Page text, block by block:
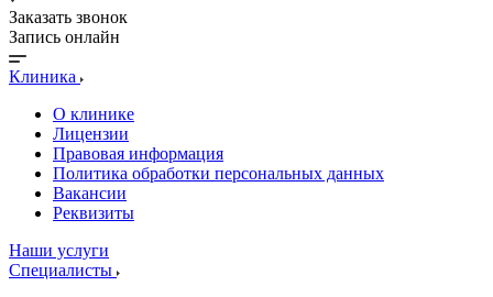
Заказать звонок
Запись онлайн
Клиника
О клинике
Лицензии
Правовая информация
Политика обработки персональных данных
Вакансии
Реквизиты
Наши услуги
Специалисты